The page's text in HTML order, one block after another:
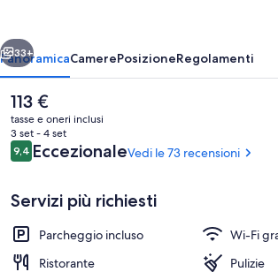
Ristorante
Avanti
33+
PanoramicaCamerePosizioneRegolamenti
Il
prezzo
attuale
è
113 €
113 €
tasse e oneri inclusi
3 set - 4 set
Recensioni
9,49,4 su 10
EccezionaleVedi le 73 recensioni
Servizi più richiesti
Parcheggio incluso
Wi-Fi
Ristorante
Pulizie